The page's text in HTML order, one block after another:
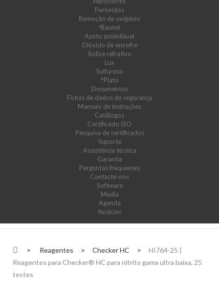
Peróxidos
Remoção de oxigénio
ºBaumé
Azoto assimilável
Dióxido de enxofre
Índice refrativo
Lux
Sulfuroso
°Plato
Documentos
Fichas de dados de segurança
Manuais de instruções
Catálogos
Certificado ISO
Pesquisa de certificados
Suporte
Assistência técnica
Garantia
Perguntas frequentes
Contacte-nos
Software
Media
Agenda
Notícias
> Reagentes > Checker HC >
HI764-25 |
Reagentes para Checker® HC para nitrito gama ultra baixa, 25
testes